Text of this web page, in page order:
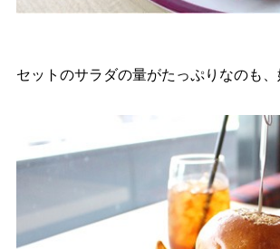
セットのサラダの量がたっぷりなのも、